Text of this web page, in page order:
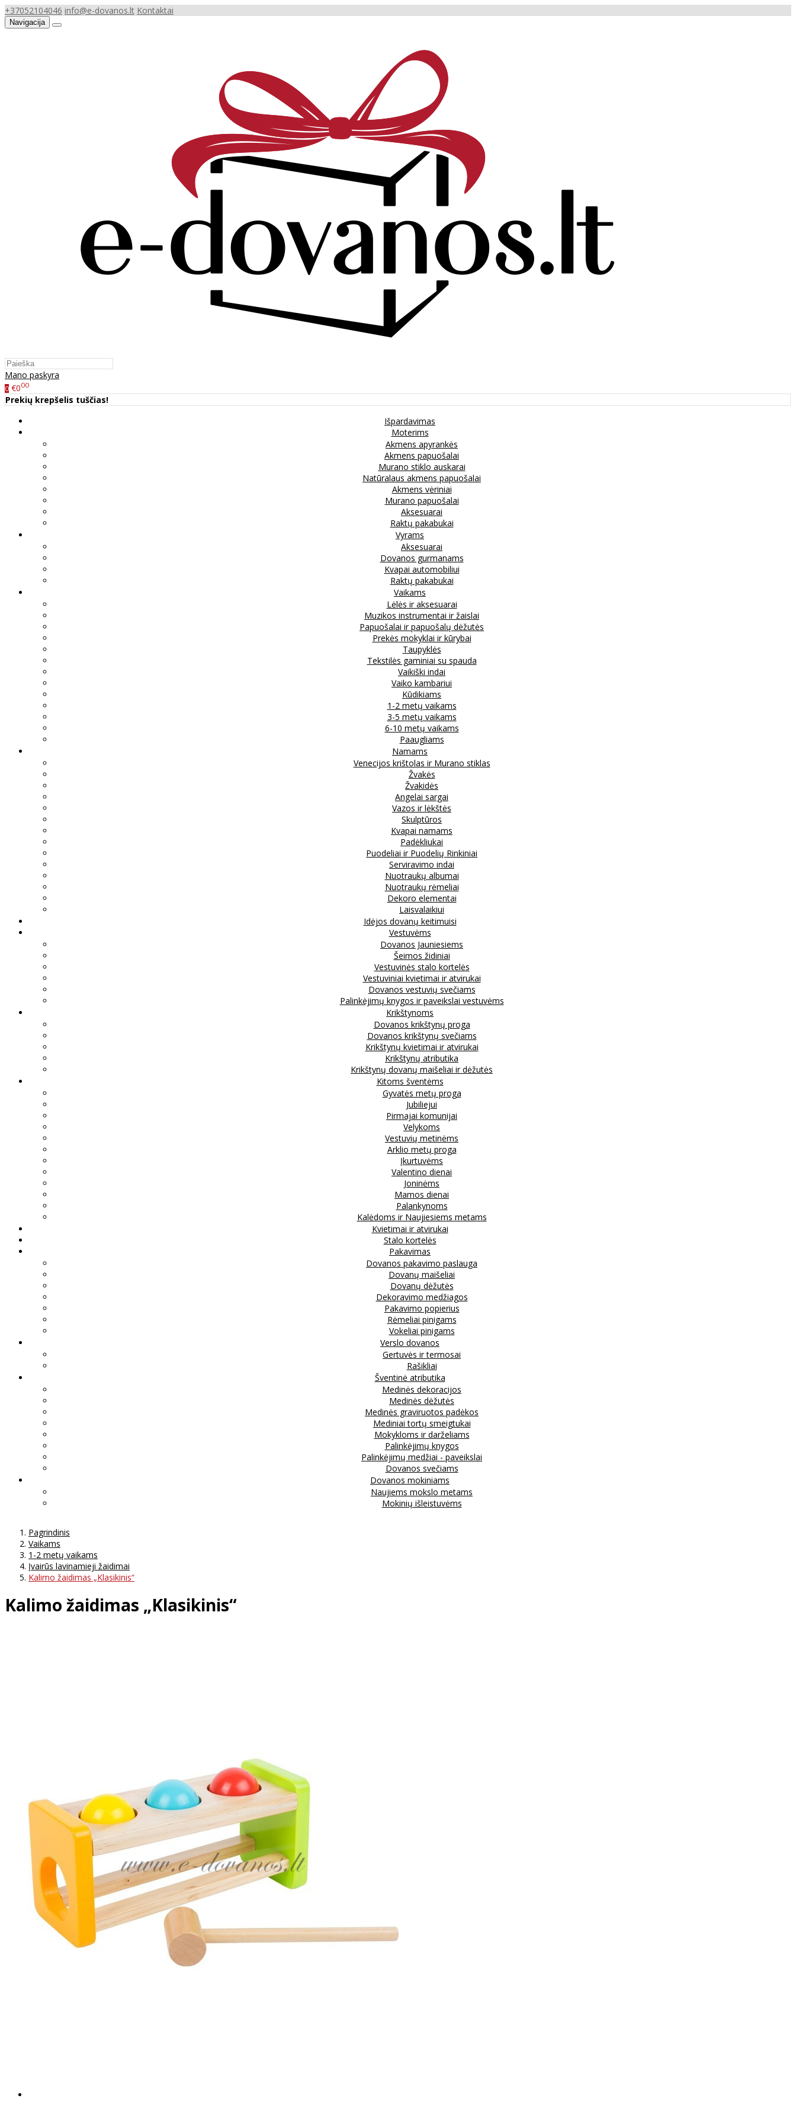
+37052104046 info@e-dovanos.lt Kontaktai
Navigacija
Mano paskyra
0 €000
Prekių krepšelis tuščias!
Išpardavimas
Moterims
Akmens apyrankės
Akmens papuošalai
Murano stiklo auskarai
Natūralaus akmens papuošalai
Akmens vėriniai
Murano papuošalai
Aksesuarai
Raktų pakabukai
Vyrams
Aksesuarai
Dovanos gurmanams
Kvapai automobiliui
Raktų pakabukai
Vaikams
Lėlės ir aksesuarai
Muzikos instrumentai ir žaislai
Papuošalai ir papuošalų dėžutės
Prekės mokyklai ir kūrybai
Taupyklės
Tekstilės gaminiai su spauda
Vaikiški indai
Vaiko kambariui
Kūdikiams
1-2 metų vaikams
3-5 metų vaikams
6-10 metų vaikams
Paaugliams
Namams
Venecijos krištolas ir Murano stiklas
Žvakės
Žvakidės
Angelai sargai
Vazos ir lėkštės
Skulptūros
Kvapai namams
Padėkliukai
Puodeliai ir Puodelių Rinkiniai
Serviravimo indai
Nuotraukų albumai
Nuotraukų rėmeliai
Dekoro elementai
Laisvalaikiui
Idėjos dovanų keitimuisi
Vestuvėms
Dovanos Jauniesiems
Šeimos židiniai
Vestuvinės stalo kortelės
Vestuviniai kvietimai ir atvirukai
Dovanos vestuvių svečiams
Palinkėjimų knygos ir paveikslai vestuvėms
Krikštynoms
Dovanos krikštynų proga
Dovanos krikštynų svečiams
Krikštynų kvietimai ir atvirukai
Krikštynų atributika
Krikštynų dovanų maišeliai ir dėžutės
Kitoms šventėms
Gyvatės metų proga
Jubiliejui
Pirmajai komunijai
Velykoms
Vestuvių metinėms
Arklio metų proga
Įkurtuvėms
Valentino dienai
Joninėms
Mamos dienai
Palankynoms
Kalėdoms ir Naujiesiems metams
Kvietimai ir atvirukai
Stalo kortelės
Pakavimas
Dovanos pakavimo paslauga
Dovanų maišeliai
Dovanų dėžutės
Dekoravimo medžiagos
Pakavimo popierius
Rėmeliai pinigams
Vokeliai pinigams
Verslo dovanos
Gertuvės ir termosai
Rašikliai
Šventinė atributika
Medinės dekoracijos
Medinės dėžutės
Medinės graviruotos padėkos
Mediniai tortų smeigtukai
Mokykloms ir darželiams
Palinkėjimų knygos
Palinkėjimų medžiai - paveikslai
Dovanos svečiams
Dovanos mokiniams
Naujiems mokslo metams
Mokinių išleistuvėms
Pagrindinis
Vaikams
1-2 metų vaikams
Įvairūs lavinamieji žaidimai
Kalimo žaidimas „Klasikinis“
Kalimo žaidimas „Klasikinis“